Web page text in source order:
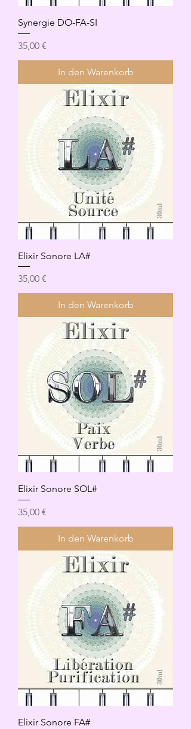
Synergie DO-FA-SI
Preis
35,00 €
In den Warenkorb
Elixir Sonore LA#
Preis
35,00 €
In den Warenkorb
Elixir Sonore SOL#
Preis
35,00 €
In den Warenkorb
Elixir Sonore FA#